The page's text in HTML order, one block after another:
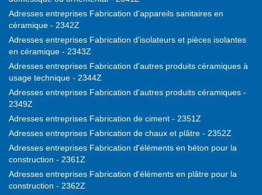
Adresses entreprises Fabrication d'appareils sanitaires en
céramique - 2342Z
Adresses entreprises Fabrication d'isolateurs et pièces isolantes
en céramique - 2343Z
Adresses entreprises Fabrication d'autres produits céramiques à
usage technique - 2344Z
Adresses entreprises Fabrication d'autres produits céramiques -
2349Z
Adresses entreprises Fabrication de ciment - 2351Z
Adresses entreprises Fabrication de chaux et plâtre - 2352Z
Adresses entreprises Fabrication d'éléments en béton pour la
construction - 2361Z
Adresses entreprises Fabrication d'éléments en plâtre pour la
construction - 2362Z